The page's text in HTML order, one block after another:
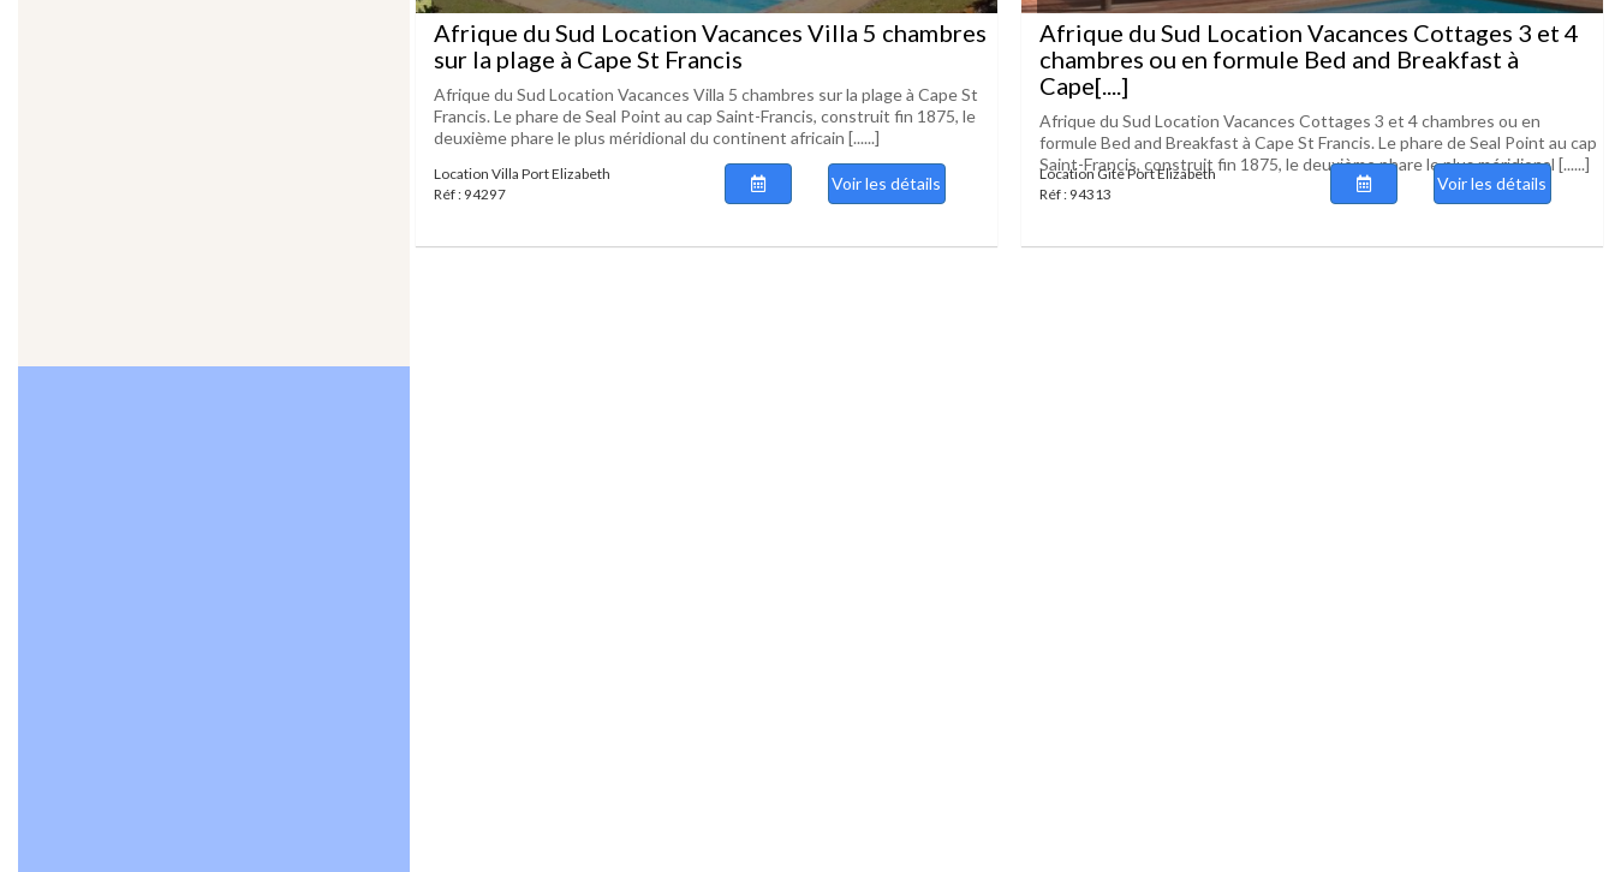
Afrique du Sud Location Vacances Villa 5 chambres
sur la plage à Cape St Francis
Afrique du Sud Location Vacances Villa 5 chambres sur la plage à Cape St
Francis. Le phare de Seal Point au cap Saint-Francis, construit fin 1875, le
deuxième phare le plus méridional du continent africain [......]
Location Villa Port Elizabeth
Réf : 94297
Voir les détails
Afrique du Sud Location Vacances Cottages 3 et 4
chambres ou en formule Bed and Breakfast à
Cape[....]
Afrique du Sud Location Vacances Cottages 3 et 4 chambres ou en
formule Bed and Breakfast à Cape St Francis. Le phare de Seal Point au cap
Saint-Francis, construit fin 1875, le deuxième phare le plus méridional [......]
Location Gite Port Elizabeth
Réf : 94313
Voir les détails